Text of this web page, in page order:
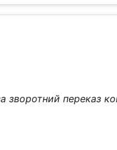
зворотний переказ